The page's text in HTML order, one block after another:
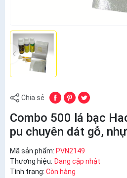
Chia sẻ
Combo 500 lá bạc
pu chuyên dát gỗ,
Mã sản phẩm: PVN2149
Thương hiệu: Đang cập nhật
Tình trạng: Còn hàng